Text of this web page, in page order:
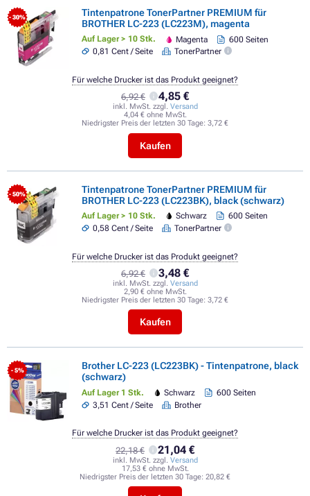
- 30%
Tintenpatrone TonerPartner PREMIUM für
BROTHER LC-223 (LC223M), magenta
Auf Lager > 10 Stk. Magenta
600 Seiten
0,81 Cent / Seite
TonerPartner
6,92 € 4,85 €
inkl. MwSt. zzgl. Versand
4,04 € ohne MwSt.
Niedrigster Preis der letzten 30 Tage: 3,72 €
Kaufen
Für welche Drucker ist das Produkt geeignet?
- 50%
Tintenpatrone TonerPartner PREMIUM für
BROTHER LC-223 (LC223BK), black (schwarz)
Auf Lager > 10 Stk. Schwarz
600 Seiten
0,58 Cent / Seite
TonerPartner
6,92 € 3,48 €
inkl. MwSt. zzgl. Versand
2,90 € ohne MwSt.
Niedrigster Preis der letzten 30 Tage: 3,72 €
Kaufen
Für welche Drucker ist das Produkt geeignet?
- 5%
Brother LC-223 (LC223BK) - Tintenpatrone, black
(schwarz)
Auf Lager 1 Stk. Schwarz
600 Seiten
3,51 Cent / Seite
Brother
22,18 € 21,04 €
inkl. MwSt. zzgl. Versand
17,53 € ohne MwSt.
Niedrigster Preis der letzten 30 Tage: 20,82 €
Für welche Drucker ist das Produkt geeignet?